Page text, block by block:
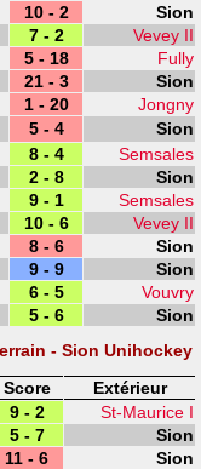
10 - 2
Sion
7 - 2
Vevey II
5 - 18
Fully
21 - 3
Sion
1 - 20
Jongny
5 - 4
Sion
8 - 4
Semsales
2 - 8
Sion
9 - 1
Semsales
10 - 6
Vevey II
8 - 6
Sion
9 - 9
Sion
6 - 5
Vouvry
5 - 6
Sion
- Sion Unihockey
Score
Extérieur
9 - 2
St-Maurice I
5 - 7
Sion
11 - 6
Sion